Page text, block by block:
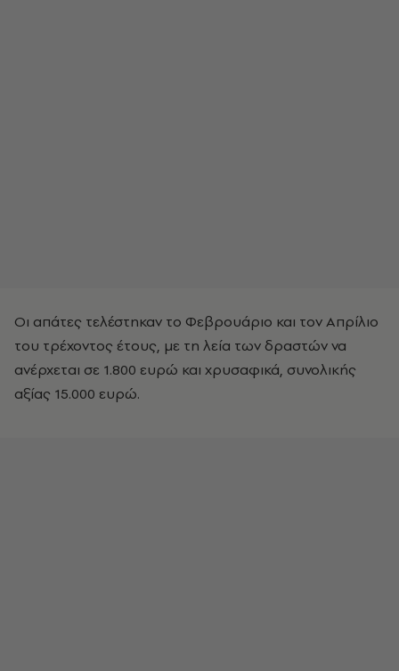
Οι απάτες τελέστηκαν το Φεβρουάριο και τον Απρίλιο
του τρέχοντος έτους, με τη λεία των δραστών να
ανέρχεται σε 1.800 ευρώ και χρυσαφικά, συνολικής
αξίας 15.000 ευρώ.